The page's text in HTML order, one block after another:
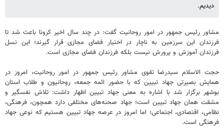
دیدیم.
مشاور رئیس جمهور در امور روحانیت گفت: در چند سال اخیر کرونا باعث شد تا
فرزندان این سرزمین به ناچار در اختیار فضای مجازی قرار گیرند؛ این نسل
فرزندان آموزش و پرورش نیست بلکه فرزندان فضای مجازی است.
حجت الاسلام سیدرضا تقوی مشاور رئیس جمهور در امور روحانیت، امروز در
همایش بصیرتی جهاد تبیین که با حضور ائمه جمعه، روحانیون و طلاب استان
بوشهر برگزار شد با اشاره به معنی جهاد تبیین اظهار داشت: تلاش نفسگیر و
مشقت همان جهاد تبیین است؛ جهاد صحنه‌های مختلفی دارد همچون، فرهنگی،
نظامی، اقتصادی، اجتماعی؛ اما امروز در عرصه جهاد تبیین هستیم که نوعی جهاد
فرهنگی است.